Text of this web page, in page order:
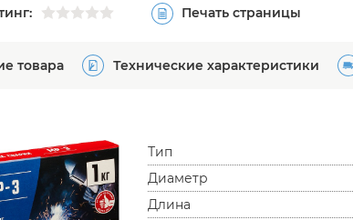
Печать страницы
товара Технические характеристики
Тип
Диаметр
Длина